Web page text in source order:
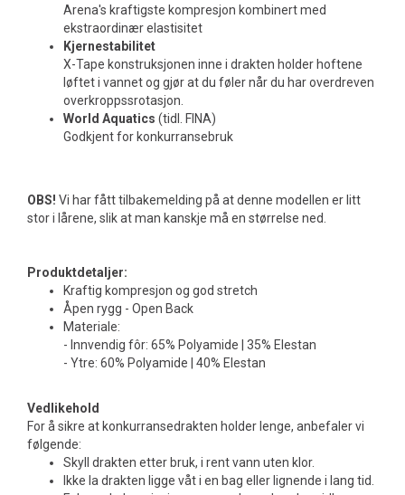
Arena's kraftigste kompresjon kombinert med
ekstraordinær elastisitet
Kjernestabilitet
X-Tape konstruksjonen inne i drakten holder hoftene
løftet i vannet og gjør at du føler når du har overdreven
overkroppssrotasjon.
World Aquatics (tidl. FINA)
Godkjent for konkurransebruk
OBS! Vi har fått tilbakemelding på at denne modellen er litt
stor i lårene, slik at man kanskje må en størrelse ned.
Produktdetaljer:
Kraftig kompresjon og god stretch
Åpen rygg - Open Back
Materiale:
- Innvendig fôr: 65% Polyamide | 35% Elestan
- Ytre: 60% Polyamide | 40% Elestan
Vedlikehold
For å sikre at konkurransedrakten holder lenge, anbefaler vi
følgende:
Skyll drakten etter bruk, i rent vann uten klor.
Ikke la drakten ligge våt i en bag eller lignende i lang tid.